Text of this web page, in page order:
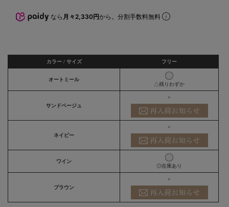
なら 月々2,330円から。分割手数料無料
カラー / サイズ フリー
オートミール
△残りわずか
サンドベージュ
×
ネイビー
×
ワイン
◎在庫あり
ブラウン
×